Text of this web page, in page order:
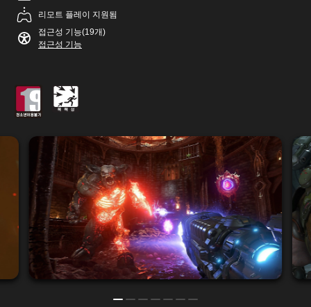
리모트 플레이 지원됨
접근성 기능(19개)
접근성 기능